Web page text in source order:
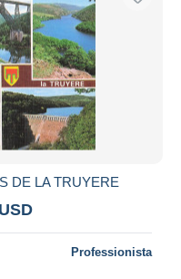
DE LA TRUYERE
Professionista